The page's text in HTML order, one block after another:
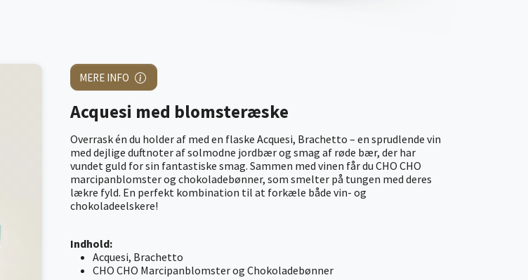
MERE INFO
Acquesi med blomsteræske
Overrask én du holder af med en flaske Acquesi, Brachetto – en sprudlende vin
med dejlige duftnoter af solmodne jordbær og smag af røde bær, der har
vundet guld for sin fantastiske smag. Sammen med vinen får du CHO CHO
marcipanblomster og chokoladebønner, som smelter på tungen med deres
lækre fyld. En perfekt kombination til at forkæle både vin- og
chokoladeelskere!
Indhold:
Acquesi, Brachetto
CHO CHO Marcipanblomster og Chokoladebønner